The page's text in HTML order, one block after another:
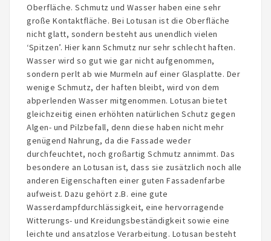
Oberfläche. Schmutz und Wasser haben eine sehr
große Kontaktfläche. Bei Lotusan ist die Oberfläche
nicht glatt, sondern besteht aus unendlich vielen
‘Spitzen’. Hier kann Schmutz nur sehr schlecht haften.
Wasser wird so gut wie gar nicht aufgenommen,
sondern perlt ab wie Murmeln auf einer Glasplatte. Der
wenige Schmutz, der haften bleibt, wird von dem
abperlenden Wasser mitgenommen. Lotusan bietet
gleichzeitig einen erhöhten natürlichen Schutz gegen
Algen- und Pilzbefall, denn diese haben nicht mehr
genügend Nahrung, da die Fassade weder
durchfeuchtet, noch großartig Schmutz annimmt. Das
besondere an Lotusan ist, dass sie zusätzlich noch alle
anderen Eigenschaften einer guten Fassadenfarbe
aufweist. Dazu gehört z.B. eine gute
Wasserdampfdurchlässigkeit, eine hervorragende
Witterungs- und Kreidungsbeständigkeit sowie eine
leichte und ansatzlose Verarbeitung. Lotusan besteht